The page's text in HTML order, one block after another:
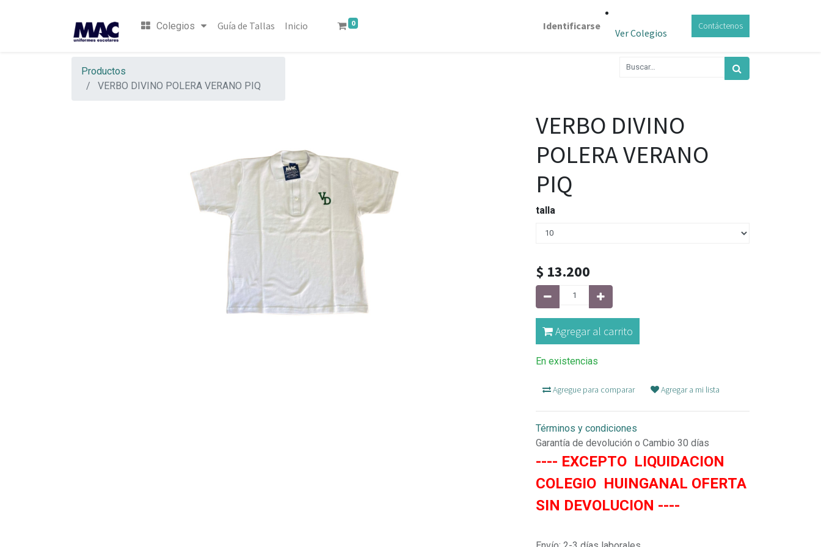
Colegios Guía de Tallas Inicio 0 Identificarse
Ver Colegios
Contáctenos
Productos
VERBO DIVINO POLERA VERANO PIQ
VERBO DIVINO
POLERA VERANO
PIQ
talla
$ 13.200
Agregar al carrito
En existencias
Agregue para comparar Agregar a mi lista
Términos y condiciones
Garantía de devolución o Cambio 30 días
---- EXCEPTO LIQUIDACION
COLEGIO HUINGANAL OFERTA
SIN DEVOLUCION ----